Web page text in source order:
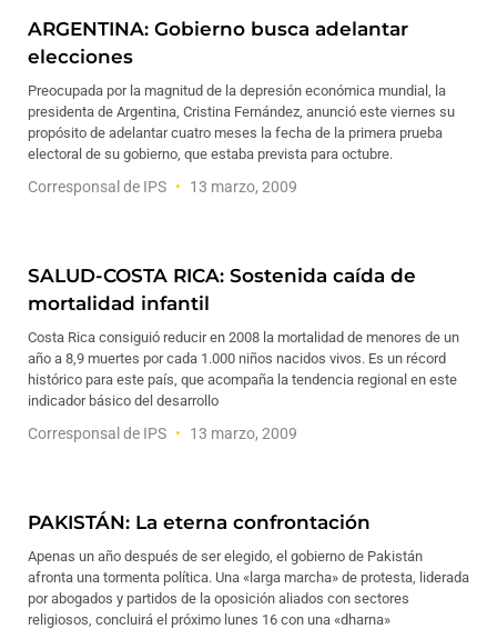
ARGENTINA: Gobierno busca adelantar
elecciones
Preocupada por la magnitud de la depresión económica mundial, la
presidenta de Argentina, Cristina Fernández, anunció este viernes su
propósito de adelantar cuatro meses la fecha de la primera prueba
electoral de su gobierno, que estaba prevista para octubre.
Corresponsal de IPS 13 marzo, 2009
SALUD-COSTA RICA: Sostenida caída de
mortalidad infantil
Costa Rica consiguió reducir en 2008 la mortalidad de menores de un
año a 8,9 muertes por cada 1.000 niños nacidos vivos. Es un récord
histórico para este país, que acompaña la tendencia regional en este
indicador básico del desarrollo
Corresponsal de IPS 13 marzo, 2009
PAKISTÁN: La eterna confrontación
Apenas un año después de ser elegido, el gobierno de Pakistán
afronta una tormenta política. Una «larga marcha» de protesta, liderada
por abogados y partidos de la oposición aliados con sectores
religiosos, concluirá el próximo lunes 16 con una «dharna»